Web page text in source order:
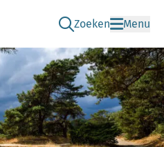
Zoeken
Ga naar de zoek
Menu